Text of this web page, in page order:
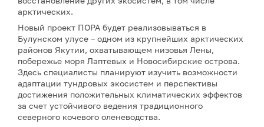
арктических.
Новый проект ПОРА будет реализовываться в
Булунском улусе – одном из крупнейших арктических
районов Якутии, охватывающем низовья Лены,
побережье моря Лаптевых и Новосибирские острова.
Здесь специалисты планируют изучить возможности
адаптации тундровых экосистем и перспективы
достижения положительных климатических эффектов
за счет устойчивого ведения традиционного
северного кочевого оленеводства.